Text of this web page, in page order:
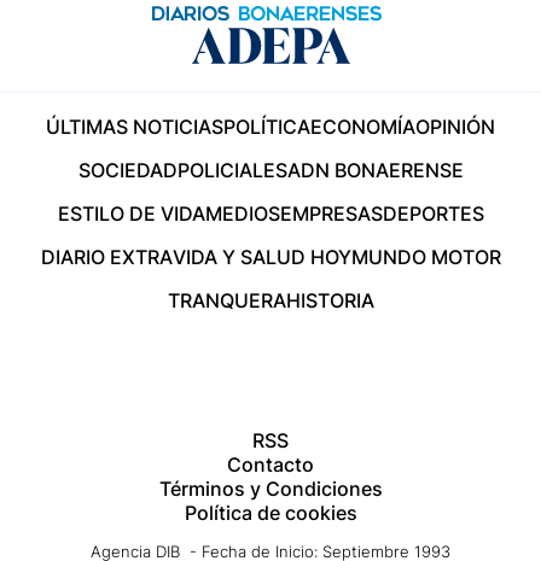
ÚLTIMAS NOTICIASPOLÍTICAECONOMÍAOPINIÓN
SOCIEDADPOLICIALESADN BONAERENSE
ESTILO DE VIDAMEDIOSEMPRESASDEPORTES
DIARIO EXTRAVIDA Y SALUD HOYMUNDO MOTOR
TRANQUERAHISTORIA
RSS
Contacto
Términos y Condiciones
Política de cookies
Agencia DIB - Fecha de Inicio: Septiembre 1993